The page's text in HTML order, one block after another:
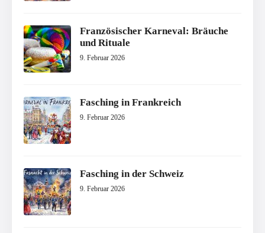
Französischer Karneval: Bräuche
und Rituale
9. Februar 2026
Fasching in Frankreich
9. Februar 2026
Fasching in der Schweiz
9. Februar 2026